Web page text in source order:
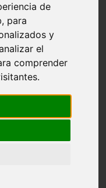
de
para
y
el
comprender